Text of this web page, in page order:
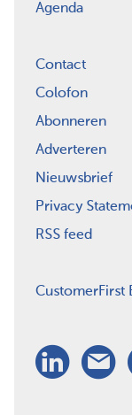
Agenda
Contact
Colofon
Abonneren
Adverteren
Nieuwsbrief
Privacy
RSS feed
CustomerFirst